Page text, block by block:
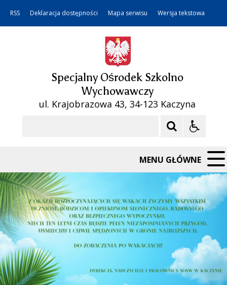
RSS Deklaracja dostępności Mapa serwisu Wersja tekstowa
Specjalny Ośrodek Szkolno
Wychowawczy
ul. Krajobrazowa 43, 34-123 Kaczyna
MENU GŁÓWNE